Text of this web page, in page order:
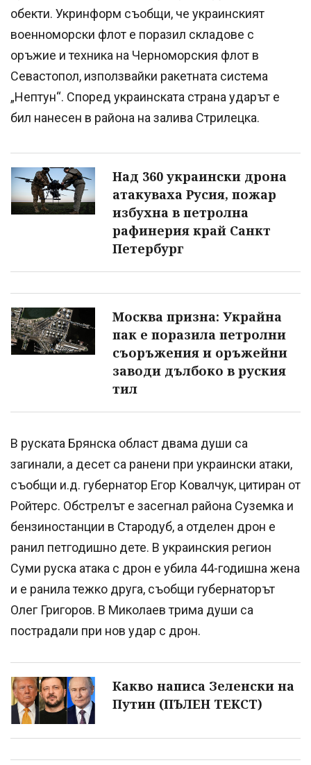
обекти. Укринформ съобщи, че украинският
военноморски флот е поразил складове с
оръжие и техника на Черноморския флот в
Севастопол, използвайки ракетната система
„Нептун“. Според украинската страна ударът е
бил нанесен в района на залива Стрилецка.
Над 360 украински дрона
атакуваха Русия, пожар
избухна в петролна
рафинерия край Санкт
Петербург
Москва призна: Украйна
пак е поразила петролни
съоръжения и оръжейни
заводи дълбоко в руския
тил
В руската Брянска област двама души са
загинали, а десет са ранени при украински атаки,
съобщи и.д. губернатор Егор Ковалчук, цитиран от
Ройтерс. Обстрелът е засегнал района Суземка и
бензиностанции в Стародуб, а отделен дрон е
ранил петгодишно дете. В украинския регион
Суми руска атака с дрон е убила 44-годишна жена
и е ранила тежко друга, съобщи губернаторът
Олег Григоров. В Миколаев трима души са
пострадали при нов удар с дрон.
Какво написа Зеленски на
Путин (ПЪЛЕН ТЕКСТ)